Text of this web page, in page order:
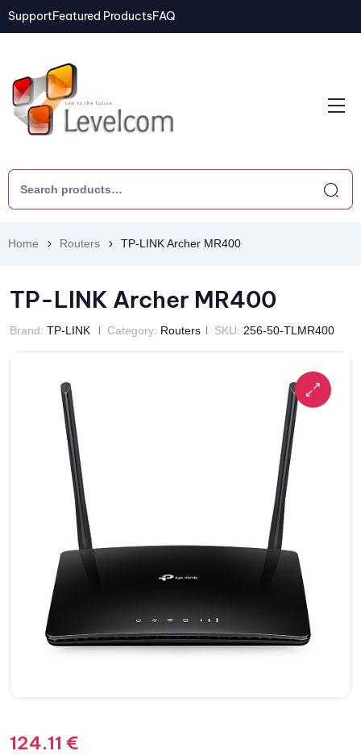
SupportFeatured ProductsFAQ
Home Routers TP-LINK Archer MR400
TP-LINK Archer MR400
Brand: TP-LINK Category: Routers SKU: 256-50-TLMR400
124.11 €